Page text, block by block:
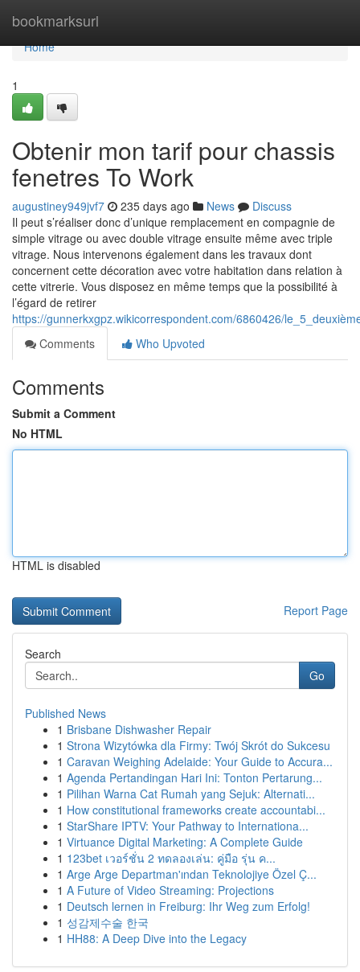
bookmarksurl
Home
Home
1
Obtenir mon tarif pour chassis
fenetres To Work
augustiney949jvf7 235 days ago News
Discuss
Il peut s’réaliser donc d’unique remplacement en compagnie de
simple vitrage ou avec double vitrage ensuite même avec triple
vitrage. Nous intervenons également dans les travaux dont
concernent cette décoration avec votre habitation dans relation à
cette vitrerie. Vous disposez en même temps que la possibilité à
l’égard de retirer
https://gunnerkxgpz.wikicorrespondent.com/6860426/
Comments
Who Upvoted
Comments
Submit a Comment
No HTML
HTML is disabled
Report Page
Search
Go
Published News
1 Brisbane Dishwasher Repair
1 Strona Wizytówka dla Firmy: Twój Skrót do Sukcesu
1 Caravan Weighing Adelaide: Your Guide to Accura...
1 Agenda Pertandingan Hari Ini: Tonton Pertarung...
1 Pilihan Warna Cat Rumah yang Sejuk: Alternati...
1 How constitutional frameworks create accountabi...
1 StarShare IPTV: Your Pathway to Internationa...
1 Virtuance Digital Marketing: A Complete Guide
1 123bet เวอร์ชั่น 2 ทดลองเล่น: คู่มือ รุ่น ค...
1 Arge Arge Departman'ından Teknolojiye Özel Ç...
1 A Future of Video Streaming: Projections
1 Deutsch lernen in Freiburg: Ihr Weg zum Erfolg!
1 성감제수술 한국
1 HH88: A Deep Dive into the Legacy